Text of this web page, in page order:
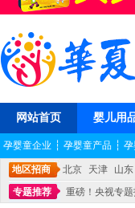
网站首页 婴儿用
孕婴童企业 ┆ 孕婴童产品 ┆
地区招商 北京 天津 山东
专题推荐
重磅！央视专